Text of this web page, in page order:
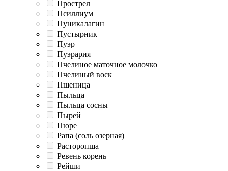
Прострел
Псиллиум
Пуникалагин
Пустырник
Пуэр
Пуэрария
Пчелиное маточное молочко
Пчелиный воск
Пшеница
Пыльца
Пыльца сосны
Пырей
Пюре
Рапа (соль озерная)
Расторопша
Ревень корень
Рейши